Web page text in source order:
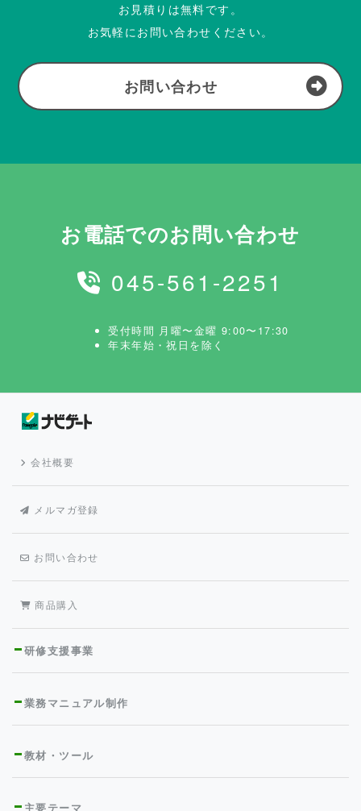
お見積りは無料です。
お気軽にお問い合わせください。
お問い合わせ
お電話でのお問い合わせ
045-561-2251
受付時間 月曜〜金曜 9:00〜17:30
年末年始・祝日を除く
会社概要
メルマガ登録
お問い合わせ
商品購入
研修支援事業
業務マニュアル制作
教材・ツール
主要テーマ